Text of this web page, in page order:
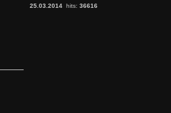
25.03.2014 hits: 36616